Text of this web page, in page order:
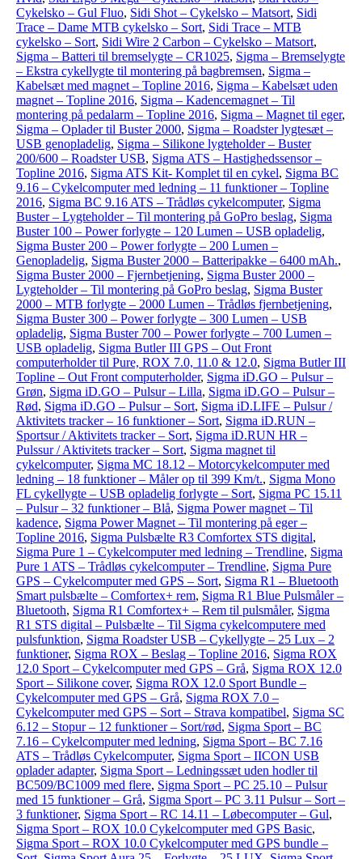
Cykelsko – Gul Fluo, Sidi Shot – Cykelsko – Matsort, Sidi
Trace – Dame MTB cykelsko – Sort, Sidi Trace – MTB
cykelsko – Sort, Sidi Wire 2 Carbon – Cykelsko – Matsort,
Sigma – Batteri til bremselygte – CR1025, Sigma – Bremselygte
– Ekstra cykellygte til montering på bagbremsen, Sigma –
Kabelsæt med magnet – Topline 2016, Sigma – Kabelsæt uden
magnet – Topline 2016, Sigma – Kadencemagnet – Til
montering på pedalarm – Topline 2016, Sigma – Magnet til eger,
Sigma – Oplader til Buster 2000, Sigma – Roadster lygtesæt –
USB genopladelig, Sigma – Silikone lygteholder – Buster
200/600 – Roadster USB, Sigma ATS – Hastighedssensor –
Topline 2016, Sigma ATS Kit- Komplet til en cykel, Sigma BC
9.16 – Cykelcomputer med ledning – 11 funktioner – Topline
2016, Sigma BC 9.16 ATS – Trådløs cykelcomputer, Sigma
Buster – Lygteholder – Til montering på GoPro beslag, Sigma
Buster 100 – Power forlygte – 120 Lumen – USB opladelig,
Sigma Buster 200 – Power forlygte – 200 Lumen –
Genopladelig, Sigma Buster 2000 – Batteripakke – 6400 mAh.,
Sigma Buster 2000 – Fjernbetjening, Sigma Buster 2000 –
Lygteholder – Til montering på GoPro beslag, Sigma Buster
2000 – MTB forlygte – 2000 Lumen – Trådløs fjernbetjening,
Sigma Buster 300 – Power forlygte – 300 Lumen – USB
opladelig, Sigma Buster 700 – Power forlygte – 700 Lumen –
USB opladelig, Sigma Butler III GPS – Out Front
computerholder til Pure, ROX 7.0, 11.0 & 12.0, Sigma Butler III
Topline – Out Front computerholder, Sigma iD.GO – Pulsur –
Grøn, Sigma iD.GO – Pulsur – Lilla, Sigma iD.GO – Pulsur –
Rød, Sigma iD.GO – Pulsur – Sort, Sigma iD.LIFE – Pulsur /
Aktivitets tracker – 16 funktioner – Sort, Sigma iD.RUN –
Sportsur / Aktivitets tracker – Sort, Sigma iD.RUN HR –
Pulssur / Aktivitets tracker – Sort, Sigma magnet til
cykelcomputer, Sigma MC 18.12 – Motorcykelcomputer med
ledning – 18 funktioner – Måler op til 399 Km/t., Sigma Mono
FL cykellygte – USB opladelig forlygte – Sort, Sigma PC 15.11
– Pulsur – 32 funktioner – Blå, Sigma Power magnet – Til
kadence, Sigma Power Magnet – Til montering på eger –
Topline 2016, Sigma Pulsbælte R3 Comfortex STS digital,
Sigma Pure 1 – Cykelcomputer med ledning – Trendline, Sigma
Pure 1 ATS – Trådløs cykelcomputer – Trendline, Sigma Pure
GPS – Cykelcomputer med GPS – Sort, Sigma R1 – Bluetooth
Smart pulsbælte – Comfortex+ rem, Sigma R1 Blue Pulsmåler –
Bluetooth, Sigma R1 Comfortex+ – Rem til pulsmåler, Sigma
R1 STS digital – Pulsbælte – Til Sigma cykelcomputere med
pulsfunktion, Sigma Roadster USB – Cykellygte – 25 Lux – 2
funktioner, Sigma ROX – Beslag – Topline 2016, Sigma ROX
12.0 Sport – Cykelcomputer med GPS – Grå, Sigma ROX 12.0
Sport – Silikone cover, Sigma ROX 12.0 Sport Bundle –
Cykelcomputer med GPS – Grå, Sigma ROX 7.0 –
Cykelcomputer med GPS – Sort – Strava kompatibel, Sigma SC
6.12 – Stopur – 12 funktioner – Sort/rød, Sigma Sport – BC
7.16 – Cykelcomputer med ledning, Sigma Sport – BC 7.16
ATS – Trådløs Cykelcomputer, Sigma Sport – IICON USB
oplader adapter, Sigma Sport – Ledningssæt uden hodler til
BC509/BC1009 med flere, Sigma Sport – PC 25.10 – Pulsur
med 15 funktioner – Grå, Sigma Sport – PC 3.11 Pulsur – Sort –
3 funktioner, Sigma Sport – RC 14.11 – Løbecomputer – Gul,
Sigma Sport – ROX 10.0 Cykelcomputer med GPS Basic,
Sigma Sport – ROX 10.0 Cykelcomputer med GPS bundle –